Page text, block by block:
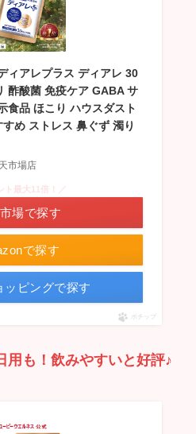
ィアレプラス ディアレ 30
酢酸菌 免疫ケア GABA サ
食品 ほこり ハウスダスト
め ストレス 鼻ぐず 濁り
市場店
で探す
ト最大11倍！／
場で探す
ッピングで探す
ポチップ
用も！飲みやすいと好評♪